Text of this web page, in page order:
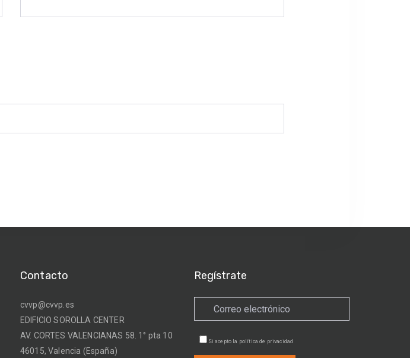
Contacto
cvvp@cvvp.es
EDIFICIO SOROLLA CENTER
AV. CORTES VALENCIANAS 58. 1° pta 10
46015, Valencia (España)
Regístrate
Si acepto la política de privacidad